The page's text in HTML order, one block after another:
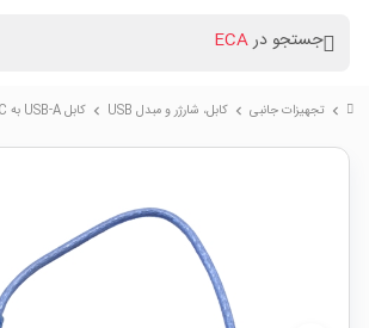
جستجو درECA
chevron_right تجهیزات جانبی chevron_right کابل، شارژر و مبدل USB chevron_right کابل USB-A به USB Type-C شیلددار 30 سانتیمتری